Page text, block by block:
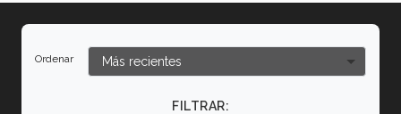
Ordenar
FILTRAR: